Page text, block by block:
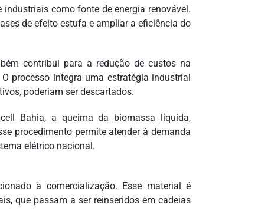
como fonte de energia renovável.
de efeito estufa e ampliar a eficiência do
contribui para a redução de custos na
processo integra uma estratégia industrial
poderiam ser descartados.
Bahia, a queima da biomassa líquida,
procedimento permite atender à demanda
elétrico nacional.
à comercialização. Esse material é
que passam a ser reinseridos em cadeias